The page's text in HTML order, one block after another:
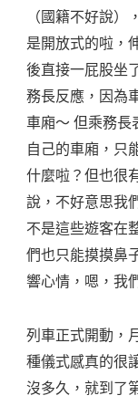
（國籍不好說）
是開放式的啦，
後直接一屁股坐
務長反應，因為
車廂～ 但乘務長
自己的車廂，只
什麼啦？但也很
說，不好意思我
不是這些遊客在
們也只能摸摸鼻
響心情，嗯，我
列車正式開動，
種儀式感真的很
沒多久，就到了